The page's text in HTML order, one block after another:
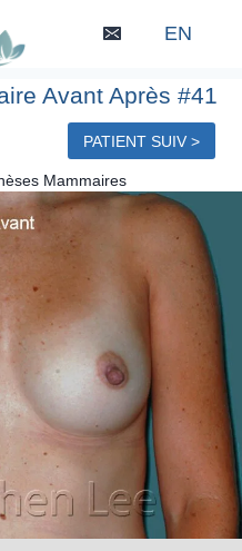
EN
Avant Après #41
PATIENT SUIV >
Mammaires